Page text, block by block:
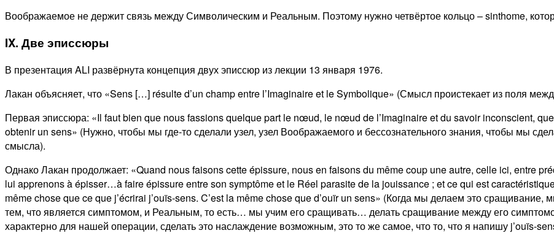
Воображаемое не держит связь между Символическим и Реальным. Поэтому нужно четвёртое кольцо – sinthome,
IX. Две эписсюры
В презентация ALI развёрнута концепция двух эписсюр из лекции 13 января 1976.
Лакан объясняет, что «Sens […] résulte d’un champ entre l’Imaginaire et le Symbolique» (Смысл проистекает из поля
Первая эписсюра: «Il faut bien que nous fassions quelque part le nœud, le nœud de l’Imaginaire et du savoir inconscient,
obtenir un sens» (Нужно, чтобы мы где-то сделали узел, узел Воображаемого и бессознательного знания, чтобы мы
смысла).
Однако Лакан продолжает: «Quand nous faisons cette épissure, nous en faisons du même coup une autre, celle ici, entre
lui apprenons à épisser…à faire épissure entre son symptôme et le Réel parasite de la jouissance ; et ce qui est
même chose que ce que j’écrirai j’ouïs-sens. C’est la même chose que d’ouïr un sens» (Когда мы делаем это
тем, что является симптомом, и Реальным, то есть… мы учим его сращивать… делать сращивание между его
характерно для нашей операции, сделать это наслаждение возможным, это то же самое, что то, что я напишу j’ouïs-